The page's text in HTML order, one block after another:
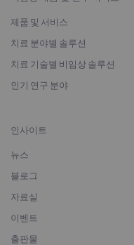
제품 및 서비스
치료 분야별 솔루션
치료 기술별 비임상 솔루션
인기 연구 분야
인사이트
뉴스
블로그
자료실
이벤트
출판물